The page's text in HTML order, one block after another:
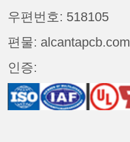
우편번호: 518105
편물: alcantapcb.com
인증: